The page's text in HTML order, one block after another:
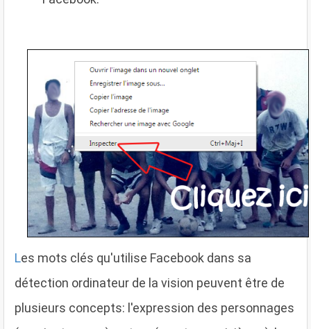
Les mots clés qu'utilise Facebook dans sa
détection ordinateur de la vision peuvent être de
plusieurs concepts: l'expression des personnages